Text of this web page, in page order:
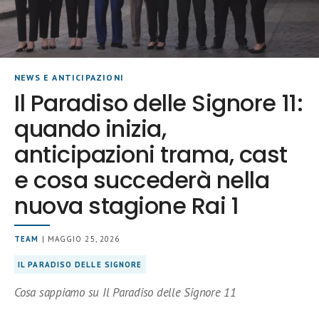
NEWS E ANTICIPAZIONI
Il Paradiso delle Signore 11:
quando inizia,
anticipazioni trama, cast
e cosa succederà nella
nuova stagione Rai 1
TEAM | MAGGIO 25, 2026
IL PARADISO DELLE SIGNORE
Cosa sappiamo su Il Paradiso delle Signore 11